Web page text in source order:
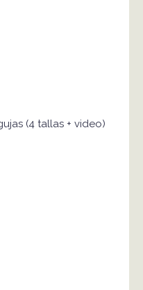
(4 tallas + video)